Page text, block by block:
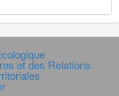
et des Relations